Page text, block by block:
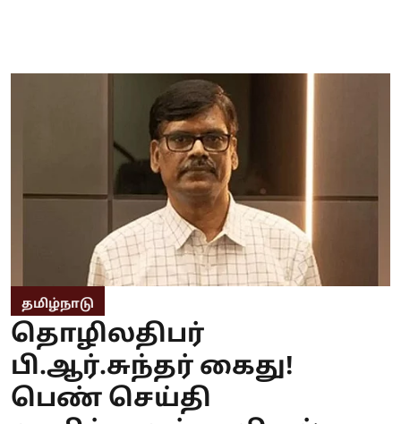
தமிழ்நாடு
தொழிலதிபர்
பி.ஆர்.சுந்தர் கைது!
பெண் செய்தி